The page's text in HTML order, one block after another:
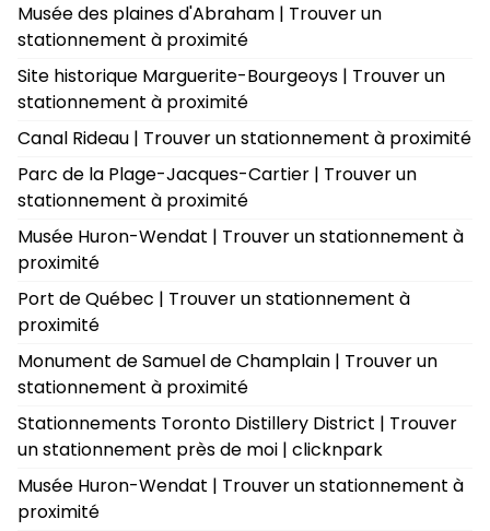
Musée des plaines d'Abraham | Trouver un
stationnement à proximité
Site historique Marguerite-Bourgeoys | Trouver un
stationnement à proximité
Canal Rideau | Trouver un stationnement à proximité
Parc de la Plage-Jacques-Cartier | Trouver un
stationnement à proximité
Musée Huron-Wendat | Trouver un stationnement à
proximité
Port de Québec | Trouver un stationnement à
proximité
Monument de Samuel de Champlain | Trouver un
stationnement à proximité
Stationnements Toronto Distillery District | Trouver
un stationnement près de moi | clicknpark
Musée Huron-Wendat | Trouver un stationnement à
proximité